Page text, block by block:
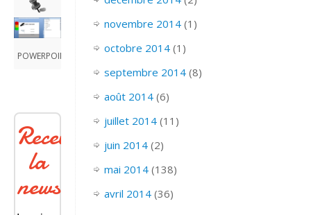
POWERPOINT_2007_EFFET_CONSTRUIRE
Recevoir
la
newsletter
novembre 2014(1)
octobre 2014(1)
septembre 2014(8)
août 2014(6)
juillet 2014(11)
juin 2014(2)
mai 2014(138)
avril 2014(36)